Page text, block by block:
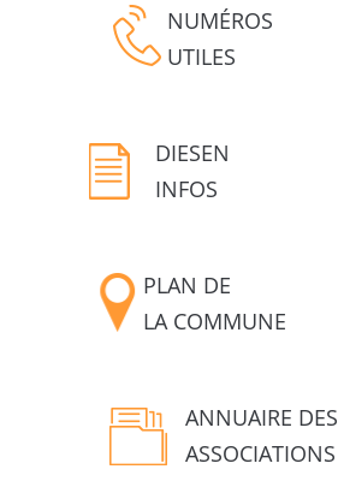
NUMÉROS
UTILES
DIESEN
INFOS
PLAN DE
LA COMMUNE
ANNUAIRE DES
ASSOCIATIONS